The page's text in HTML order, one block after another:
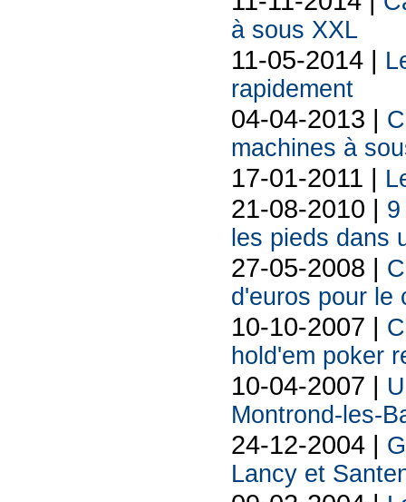
à sous XXL
11-05-2014 |
rapidement
04-04-2013 |
machines à
17-01-2011 |
21-08-2010 |
les pieds dans
27-05-2008 |
d'euros pour le
10-10-2007 |
hold'em poker
10-04-2007 |
Montrond-les-
24-12-2004 |
Lancy et